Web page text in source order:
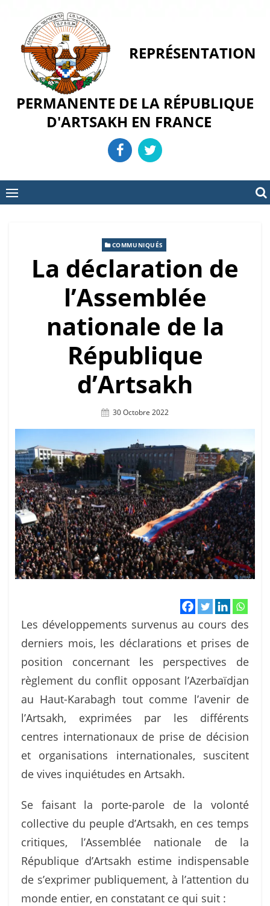
content
REPRÉSENTATION
PERMANENTE DE LA RÉPUBLIQUE
D'ARTSAKH EN FRANCE
COMMUNIQUÉS
La déclaration de
l’Assemblée
nationale de la
République
d’Artsakh
Posted
30 Octobre 2022
Les développements survenus au cours des
derniers mois, les déclarations et prises de
position concernant les perspectives de
règlement du conflit opposant l’Azerbaïdjan
au Haut-Karabagh tout comme l’avenir de
l’Artsakh, exprimées par les différents
centres internationaux de prise de décision
et organisations internationales, suscitent
de vives inquiétudes en Artsakh.
Se faisant la porte-parole de la volonté
collective du peuple d’Artsakh, en ces temps
critiques, l’Assemblée nationale de la
République d’Artsakh estime indispensable
de s’exprimer publiquement, à l’attention du
monde entier, en constatant ce qui suit :